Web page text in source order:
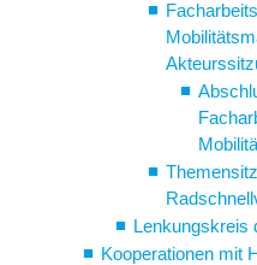
Lenkungskreis
Kooperationen mit